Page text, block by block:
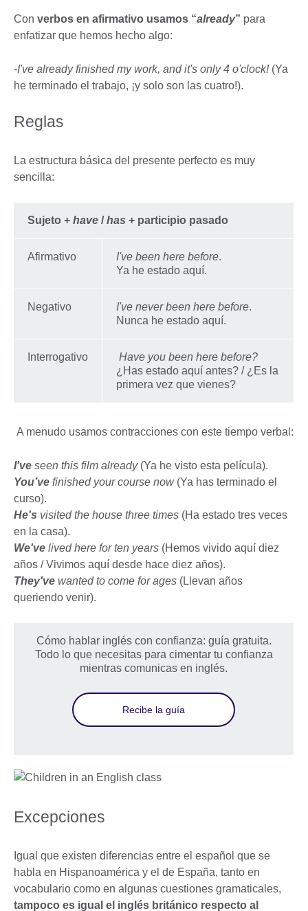
Con verbos en afirmativo usamos “already” para
enfatizar que hemos hecho algo:
-I've already finished my work, and it's only 4 o'clock!(Ya
he terminado el trabajo, ¡y solo son las cuatro!).
Reglas
La estructura básica del presente perfecto es muy
sencilla:
Sujeto + have /has + participio pasado
Afirmativo I've been here before.
Ya he estado aquí.
Negativo I've never been here before.
Nunca he estado aquí.
Interrogativo
Have you been here before?
¿Has estado aquí antes? / ¿Es la
primera vez que vienes?
A menudo usamos contracciones con este tiempo verbal:
I've seen this film already(Ya he visto esta película).
You’ve finished your course now(Ya has terminado el
curso).
He's visited the house three times (Ha estado tres veces
en la casa).
We've lived here for ten years (Hemos vivido aquí diez
años / Vivimos aquí desde hace diez años).
They've wanted to come for ages (Llevan años
queriendo venir).
Cómo hablar inglés con confianza: guía gratuita.
Todo lo que necesitas para cimentar tu confianza
mientras comunicas en inglés.
Recibe la guía
Excepciones
Igual que existen diferencias entre el español que se
habla en Hispanoamérica y el de España, tanto en
vocabulario como en algunas cuestiones gramaticales,
tampoco es igual el inglés británico respecto al